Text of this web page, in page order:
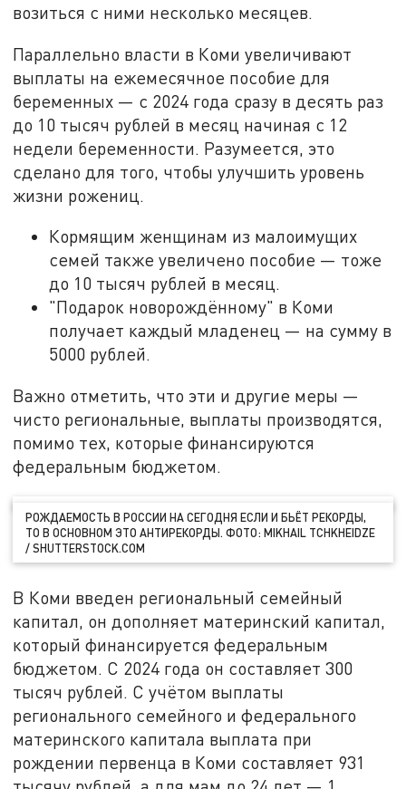
возиться с ними несколько месяцев.
Параллельно власти в Коми увеличивают
выплаты на ежемесячное пособие для
беременных — с 2024 года сразу в десять раз
до 10 тысяч рублей в месяц начиная с 12
недели беременности. Разумеется, это
сделано для того, чтобы улучшить уровень
жизни рожениц.
Кормящим женщинам из малоимущих
семей также увеличено пособие — тоже
до 10 тысяч рублей в месяц.
"Подарок новорождённому" в Коми
получает каждый младенец — на сумму в
5000 рублей.
Важно отметить, что эти и другие меры —
чисто региональные, выплаты производятся,
помимо тех, которые финансируются
федеральным бюджетом.
РОЖДАЕМОСТЬ В РОССИИ НА СЕГОДНЯ ЕСЛИ И БЬЁТ РЕКОРДЫ,
ТО В ОСНОВНОМ ЭТО АНТИРЕКОРДЫ. ФОТО: MIKHAIL TCHKHEIDZE
/ SHUTTERSTOCK.COM
В Коми введен региональный семейный
капитал, он дополняет материнский капитал,
который финансируется федеральным
бюджетом. С 2024 года он составляет 300
тысяч рублей. С учётом выплаты
регионального семейного и федерального
материнского капитала выплата при
рождении первенца в Коми составляет 931